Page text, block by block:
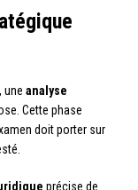
une analyse
Cette phase
doit porter sur
précise de